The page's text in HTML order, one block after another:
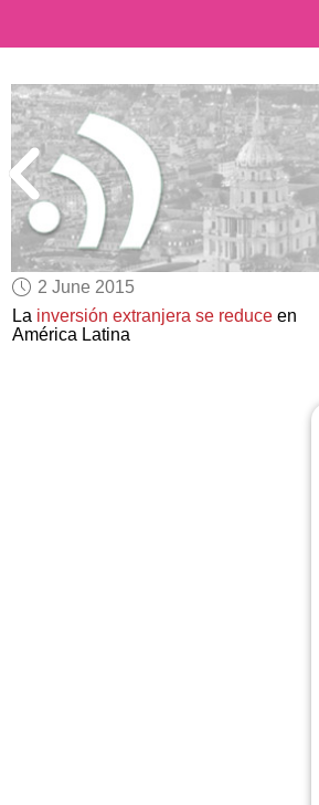
2 June 2015
La inversión extranjera se reduce en
América Latina